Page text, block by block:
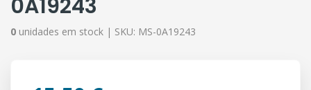
0A19243
0 unidades em stock | SKU: MS-0A19243